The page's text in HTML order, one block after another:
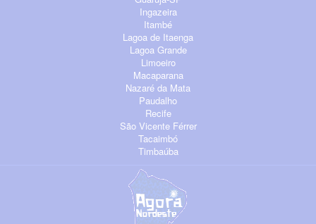
Ingazeira
Itambé
Lagoa de Itaenga
Lagoa Grande
Limoeiro
Macaparana
Nazaré da Mata
Paudalho
Recife
São Vicente Férrer
Tacaimbó
Timbaúba